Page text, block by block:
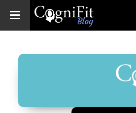
Blog: Brain
Wellness